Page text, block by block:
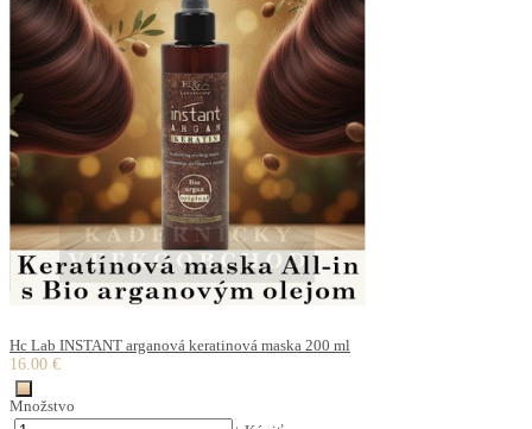
Hc Lab INSTANT arganová keratinová maska 200 ml
16.00 €
Množstvo